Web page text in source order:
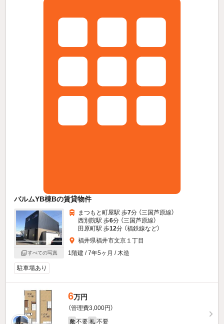
バルムYB棟Bの賃貸物件
すべての写真
まつもと町屋駅 歩7分 （三国芦原線）
西別院駅 歩6分 （三国芦原線）
田原町駅 歩12分 （福鉄線など）
福井県福井市文京１丁目
1階建 / 7年5ヶ月 / 木造
駐車場あり
6万円
（管理費3,000円）
敷 不要 礼 不要